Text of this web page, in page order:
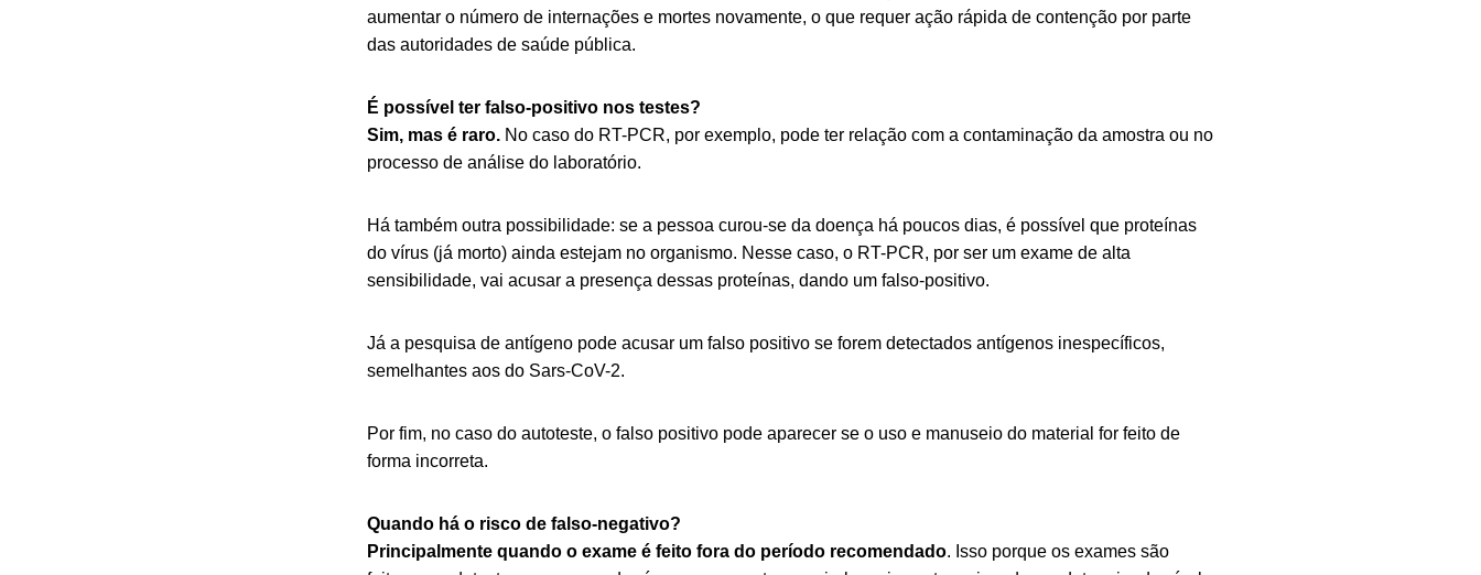
aumentar o número de internações e mortes novamente, o que requer ação rápida de contenção por parte
das autoridades de saúde pública.
É possível ter falso-positivo nos testes?
Sim, mas é raro.No caso do RT-PCR, por exemplo, pode ter relação com a contaminação da amostra ou no
processo de análise do laboratório.
Há também outra possibilidade: se a pessoa curou-se da doença há poucos dias, é possível que proteínas
do vírus (já morto) ainda estejam no organismo. Nesse caso, o RT-PCR, por ser um exame de alta
sensibilidade, vai acusar a presença dessas proteínas, dando um falso-positivo.
Já a pesquisa de antígeno pode acusar um falso positivo se forem detectados antígenos inespecíficos,
semelhantes aos do Sars-CoV-2.
Por fim, no caso do autoteste, o falso positivo pode aparecer se o uso e manuseio do material for feito de
forma incorreta.
Quando há o risco de falso-negativo?
Principalmente quando o exame é feito fora do período recomendado. Isso porque os exames são